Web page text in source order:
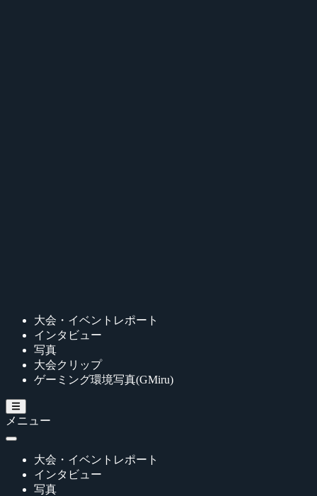
大会・イベントレポート
インタビュー
写真
大会クリップ
ゲーミング環境写真(GMiru)
メニュー
大会・イベントレポート
インタビュー
写真